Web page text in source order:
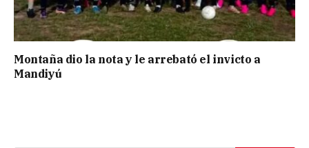
Montaña dio la nota y le arrebató el invicto a
Mandiyú